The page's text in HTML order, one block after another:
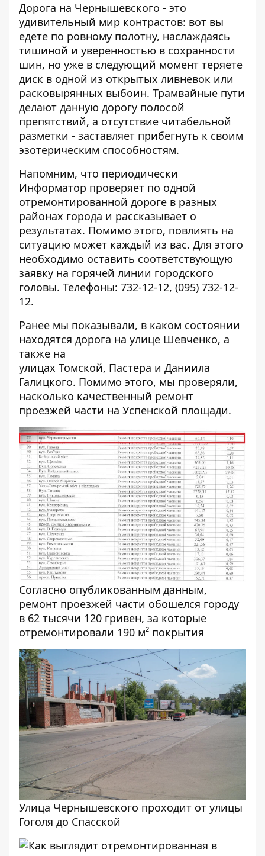
Дорога на Чернышевского - это
удивительный мир контрастов: вот вы
едете по ровному полотну, наслаждаясь
тишиной и уверенностью в сохранности
шин, но уже в следующий момент теряете
диск в одной из открытых ливневок или
расковырянных выбоин. Трамвайные пути
делают данную дорогу полосой
препятствий, а отсутствие читабельной
разметки - заставляет прибегнуть к своим
эзотерическим способностям.
Напомним, что периодически
Информатор проверяет по одной
отремонтированной дороге в разных
районах города и рассказывает о
результатах. Помимо этого, повлиять на
ситуацию может каждый из вас. Для этого
необходимо оставить соответствующую
заявку на горячей линии городского
головы. Телефоны: 732-12-12, (095) 732-12-
12.
Ранее мы показывали, в каком состоянии
находятся дорога на улице Шевченко, а
также на
улицах Томской, Пастера и Даниила
Галицкого. Помимо этого, мы проверяли,
насколько качественный ремонт
проезжей части на Успенской площади.
Согласно опубликованным данным,
ремонт проезжей части обошелся городу
в 62 тысячи 120 гривен, за которые
отремонтировали 190 м² покрытия
Улица Чернышевского проходит от улицы
Гоголя до Спасской